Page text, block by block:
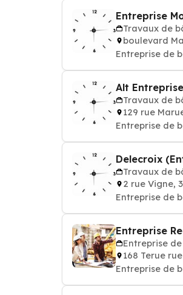
Entreprise
Travaux de
boulevard
Entreprise de
Alt Entreprise
Travaux de
129 rue
Entreprise de
Delecroix
Travaux de
2 rue Vigne,
Entreprise de
Entreprise
Entreprise
168 Terue
Entreprise de